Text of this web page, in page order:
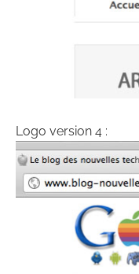
Logo version 4 :